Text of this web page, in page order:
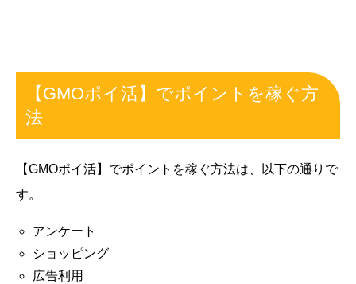
【GMOポイ活】でポイントを稼ぐ方
法
【GMOポイ活】でポイントを稼ぐ方法は、以下の通りで
す。
アンケート
ショッピング
広告利用